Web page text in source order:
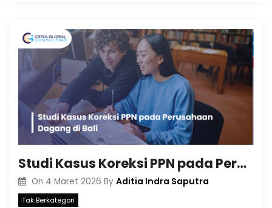
Studi Kasus Koreksi PPN pada Perusahaan Dagang di Bali
On 4 Maret 2026 By Aditia Indra Saputra
Tak Berkategori